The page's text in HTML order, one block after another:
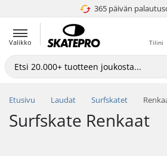
365 päivän4.8 / 5
Valikko Tilini
Etusivu Laudat Surfskatet
Surfskate Renkaat